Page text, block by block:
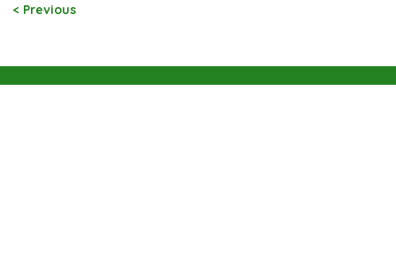
< Previous